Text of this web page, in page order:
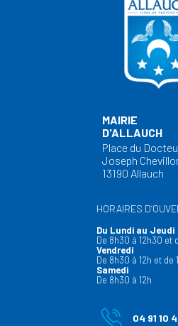
MAIRIE
D'ALLAUCH
Place du
Joseph
13190 Allauch
HORAIRES
Du Lundi au Jeudi
De 8h30 à 12h30 et
Vendredi
De 8h30 à 12h et de
Samedi
De 8h30 à 12h
04 91 10